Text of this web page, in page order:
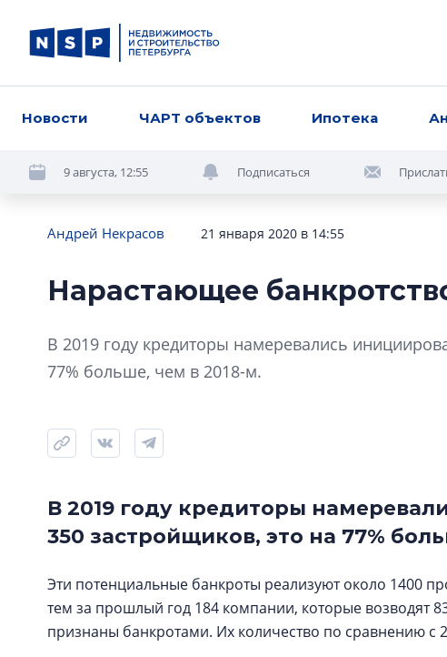
Новости ЧАРТ объектов Ипотека
9 августа, 12:55 Подписаться
Андрей Некрасов 21 января 2020 в 14:55
Нарастающее
В 2019 году кредиторы намеревались
77% больше, чем в 2018-м.
В 2019 году кредиторы
350 застройщиков, это на 77%
Эти потенциальные банкроты реализуют около 1400
тем за прошлый год 184 компании, которые возводят
признаны банкротами. Их количество по сравнению с